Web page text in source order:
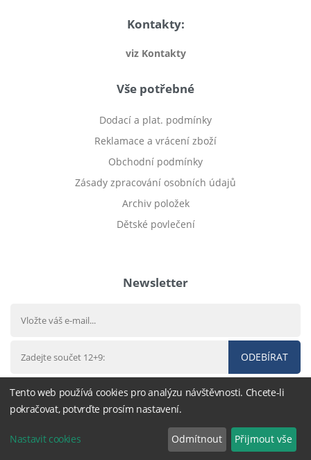
Kontakty:
viz Kontakty
Vše potřebné
Dodací a plat. podmínky
Reklamace a vrácení zboží
Obchodní podmínky
Zásady zpracování osobních údajů
Archiv položek
Dětské povlečení
Newsletter
ODEBÍRAT
© 2016 - 2026 DárekHned.cz nastavení cookies
Tento web používá cookies pro analýzu návštěvnosti. Chcete-li
pokračovat, potvrďte prosím nastavení.
Nastavit cookies Odmítnout Přijmout vše